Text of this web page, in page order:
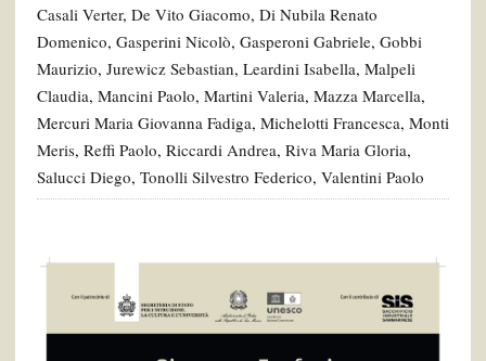
Casali Verter, De Vito Giacomo, Di Nubila Renato
Domenico, Gasperini Nicolò, Gasperoni Gabriele, Gobbi
Maurizio, Jurewicz Sebastian, Leardini Isabella, Malpeli
Claudia, Mancini Paolo, Martini Valeria, Mazza Marcella,
Mercuri Maria Giovanna Fadiga, Michelotti Francesca, Monti
Meris, Reffi Paolo, Riccardi Andrea, Riva Maria Gloria,
Salucci Diego, Tonolli Silvestro Federico, Valentini Paolo